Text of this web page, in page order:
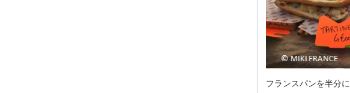
フランスパンを半分